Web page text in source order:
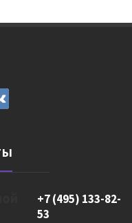
+7 (495) 133-82-
53